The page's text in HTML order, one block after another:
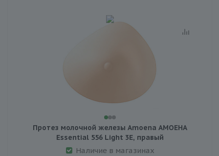
Протез молочной железы Amoena АМОЕНА
Essential 556 Light 3E, правый
Наличие в магазинах